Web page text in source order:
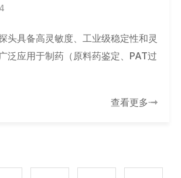
头具备高灵敏度、工业级稳定性和灵
泛应用于制药（原料药鉴定、PAT过
查看更多